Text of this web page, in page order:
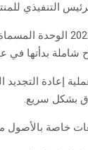
والعملاء في أرامكو:
2021 شركة النفط الحكومية
إعادة
بشكل سريع.
خاصة بالأصول